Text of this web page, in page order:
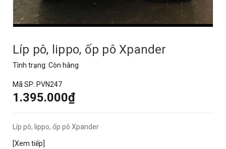
Líp pô, lippo, ốp pô Xpander
Tình trạng: Còn hàng
Mã SP: PVN247
1.395.000₫
Líp pô, lippo, ốp pô Xpander
[Xem tiếp]